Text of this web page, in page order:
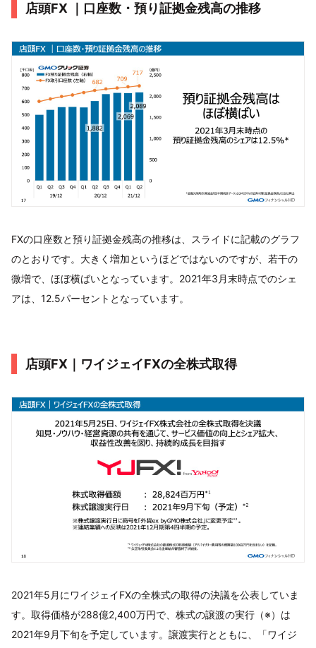
店頭FX ｜口座数・預り証拠金残高の推移
FXの口座数と預り証拠金残高の推移は、スライドに記載のグラフ
のとおりです。大きく増加というほどではないのですが、若干の
微増で、ほぼ横ばいとなっています。2021年3月末時点でのシェ
アは、12.5パーセントとなっています。
店頭FX｜ワイジェイFXの全株式取得
2021年5月にワイジェイFXの全株式の取得の決議を公表していま
す。取得価格が288億2,400万円で、株式の譲渡の実行（※）は
2021年9月下旬を予定しています。譲渡実行とともに、「ワイジ